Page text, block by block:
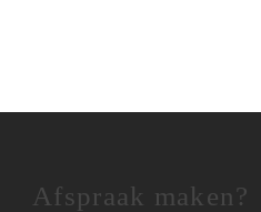
Afspraak maken?